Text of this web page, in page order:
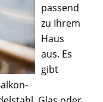
passend
zu Ihrem
Haus
aus. Es
gibt